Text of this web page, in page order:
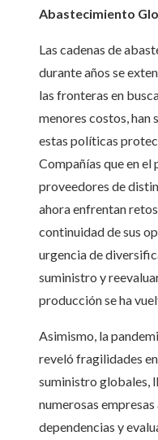
Abastecimiento
Las cadenas de
durante años se
las fronteras en
menores costos, han
estas políticas
Compañías que en el
proveedores de
ahora enfrentan
continuidad de sus
urgencia de
suministro y
producción se ha
Asimismo, la
reveló fragilidades
suministro globales,
numerosas
dependencias y